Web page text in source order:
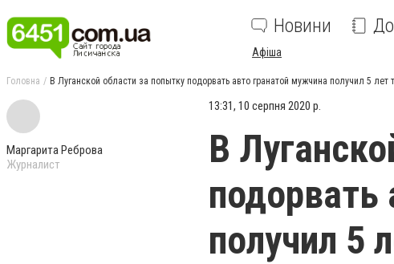
Новини
Афіша
Головна В Луганской области за попытку подорвать авто гранатой мужчина получил 5 лет
Маргарита Реброва
Журналист
13:31, 10 серпня 2020 р.
В
подорвать
получил 5